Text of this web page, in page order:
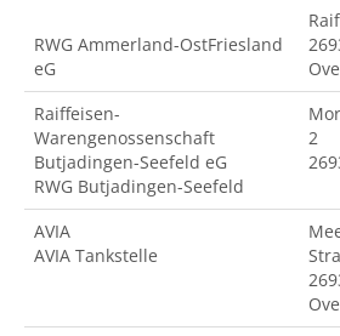
RWG Ammerland-OstFriesland
eG
Raiffeisen-
Warengenossenschaft
Butjadingen-Seefeld eG
RWG Butjadingen-Seefeld
2
AVIA
AVIA Tankstelle